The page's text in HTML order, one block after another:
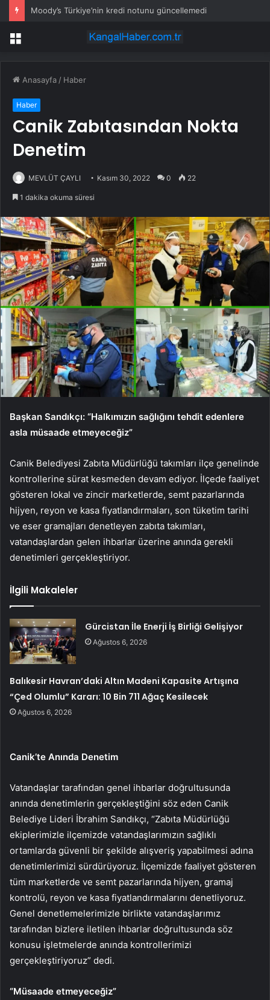
Moody’s Türkiye’nin kredi notunu güncellemedi
Menü
Anasayfa / Haber
Haber
Canik Zabıtasından Nokta
Denetim
MEVLÜT ÇAYLI Kasım 30, 2022 0 22
1 dakika okuma süresi
Başkan Sandıkçı: “Halkımızın sağlığını tehdit edenlere
asla müsaade etmeyeceğiz”
Canik Belediyesi Zabıta Müdürlüğü takımları ilçe genelinde
kontrollerine sürat kesmeden devam ediyor. İlçede faaliyet
gösteren lokal ve zincir marketlerde, semt pazarlarında
hijyen, reyon ve kasa fiyatlandırmaları, son tüketim tarihi
ve eser gramajları denetleyen zabıta takımları,
vatandaşlardan gelen ihbarlar üzerine anında gerekli
denetimleri gerçekleştiriyor.
İlgili Makaleler
Gürcistan İle Enerji İş Birliği Gelişiyor
Ağustos 6, 2026
Balıkesir Havran’daki Altın Madeni Kapasite Artışına
“Çed Olumlu” Kararı: 10 Bin 711 Ağaç Kesilecek
Ağustos 6, 2026
Canik’te Anında Denetim
Vatandaşlar tarafından genel ihbarlar doğrultusunda
anında denetimlerin gerçekleştiğini söz eden Canik
Belediye Lideri İbrahim Sandıkçı, “Zabıta Müdürlüğü
ekiplerimizle ilçemizde vatandaşlarımızın sağlıklı
ortamlarda güvenli bir şekilde alışveriş yapabilmesi adına
denetimlerimizi sürdürüyoruz. İlçemizde faaliyet gösteren
tüm marketlerde ve semt pazarlarında hijyen, gramaj
kontrolü, reyon ve kasa fiyatlandırmalarını denetliyoruz.
Genel denetlemelerimizle birlikte vatandaşlarımız
tarafından bizlere iletilen ihbarlar doğrultusunda söz
konusu işletmelerde anında kontrollerimizi
gerçekleştiriyoruz” dedi.
“Müsaade etmeyeceğiz”